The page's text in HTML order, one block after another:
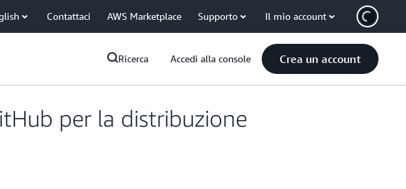
Contattaci AWS Marketplace Supporto Il mio account
Ricerca Accedi alla console Crea un account
per la distribuzione